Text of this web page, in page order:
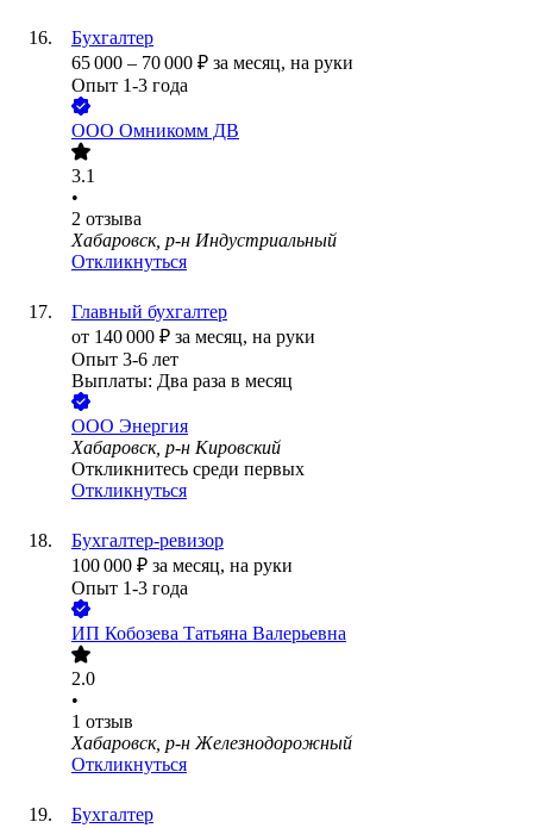
Бухгалтер
65 000 – 70 000 ₽ за месяц, на руки
Опыт 1-3 года
ООО Омникомм ДВ
3.1
•
2 отзыва
Хабаровск, р-н Индустриальный
Откликнуться
Главный бухгалтер
от 140 000 ₽ за месяц, на руки
Опыт 3-6 лет
Выплаты: Два раза в месяц
ООО Энергия
Хабаровск, р-н Кировский
Откликнитесь среди первых
Откликнуться
Бухгалтер-ревизор
100 000 ₽ за месяц, на руки
Опыт 1-3 года
ИП Кобозева Татьяна Валерьевна
2.0
•
1 отзыв
Хабаровск, р-н Железнодорожный
Откликнуться
Бухгалтер